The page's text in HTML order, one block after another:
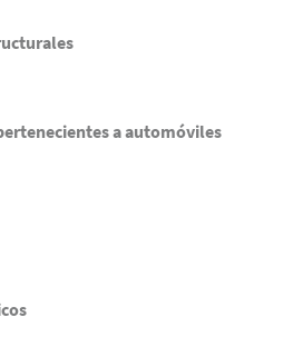
a automóviles